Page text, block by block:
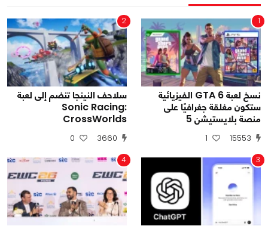
1
نسخ لعبة GTA 6 الفيزيائية
ستكون مغلقة جغرافيًا على
منصة بلايستيشن 5
15553
1
2
سلاحف النينجا تنضم إلى لعبة
Sonic Racing:
CrossWorlds
3660
0
3
4